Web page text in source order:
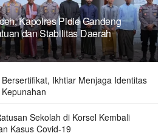
Kapolres Pidie Gandeng
dan Stabilitas Daerah
Ikhtiar Menjaga Identitas
Sekolah di Korsel Kembali
Kasus Covid-19